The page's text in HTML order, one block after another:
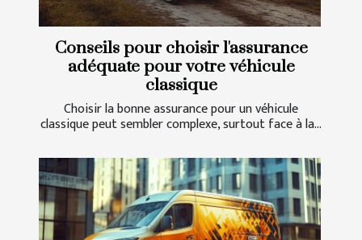
Conseils pour choisir l'assurance
adéquate pour votre véhicule
classique
Choisir la bonne assurance pour un véhicule
classique peut sembler complexe, surtout face à la...